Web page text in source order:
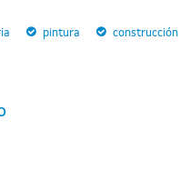
pintura construcción